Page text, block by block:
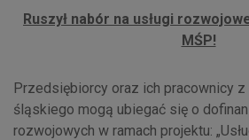
Ruszył nabór na usługi
MŚP!
Przedsiębiorcy oraz ich pracownicy
śląskiego mogą ubiegać się o
rozwojowych w ramach projektu: